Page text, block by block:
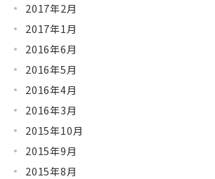
2017年2月
2017年1月
2016年6月
2016年5月
2016年4月
2016年3月
2015年10月
2015年9月
2015年8月